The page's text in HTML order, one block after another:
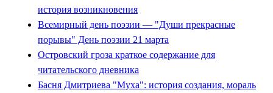
история возникновения
Всемирный день поэзии — "Души прекрасные
порывы" День поэзии 21 марта
Островский гроза краткое содержание для
читательского дневника
Басня Дмитриева "Муха": история создания, мораль